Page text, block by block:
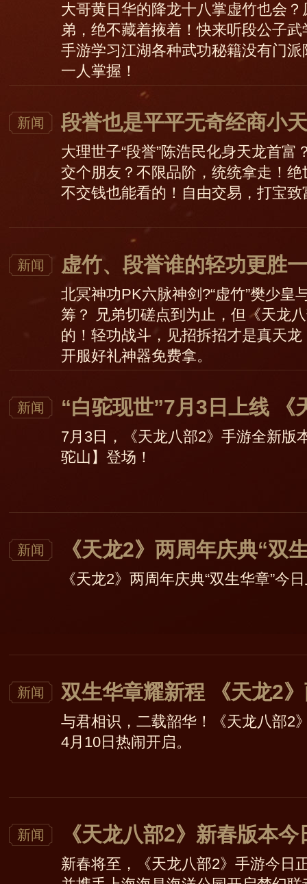
大哥黄日华的降龙十八掌虚竹也会
弟，绝不藏着掖着！快来听段公子
手游学习江湖各种武功秘籍没有门
一人掌握！
新闻 段誉也是平平无奇经商小
大理世子“段誉”陈浩民化身天龙首
交个朋友？不限品阶，统统拿走！
不交钱也能看的！自由交易，打宝
新闻 虚竹、段誉谁的轻功更胜
北冥神功PK六脉神剑?“虚竹”樊少皇
筹？ 兄弟切磋点到为止，但《天龙
的！轻功战斗，见招拆招才是真天
开服好礼神器免费拿。
新闻 “白驼现世”7月3日上线
7月3日，《天龙八部2》手游全新版
驼山】登场！
新闻 《天龙2》两周年庆典“双
《天龙2》两周年庆典“双生华章”今
新闻 双生华章耀新程 《天龙2
与君相识，二载韶华！《天龙八部2
4月10日热闹开启。
新闻 《天龙八部2》新春版本
新春将至，《天龙八部2》手游今日